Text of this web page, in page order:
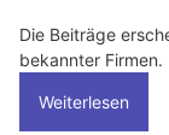
Die Beiträge
bekannter Firmen.
Weiterlesen